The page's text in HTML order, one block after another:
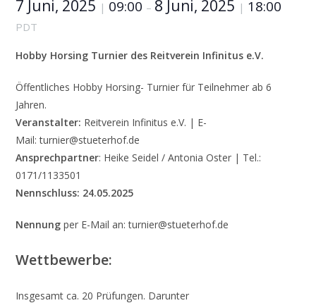
7 Juni, 2025 | 09:00 – 8 Juni, 2025 | 18:00
PDT
Hobby Horsing Turnier des Reitverein Infinitus e.V.
Öffentliches Hobby Horsing- Turnier für Teilnehmer ab 6
Jahren.
Veranstalter: Reitverein Infinitus e.V. | E-
Mail: turnier@stueterhof.de
Ansprechpartner: Heike Seidel / Antonia Oster | Tel.:
0171/1133501
Nennschluss: 24.05.2025
Nennung per E-Mail an: turnier@stueterhof.de
Wettbewerbe:
Insgesamt ca. 20 Prüfungen. Darunter